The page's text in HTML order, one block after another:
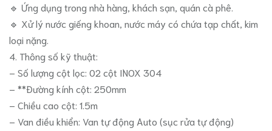
🔹 Ứng dụng trong nhà hàng, khách sạn, quán cà phê.
🔹 Xử lý nước giếng khoan, nước máy có chứa tạp chất, kim
loại nặng.
4. Thông số kỹ thuật:
– Số lượng cột lọc: 02 cột INOX 304
– **Đường kính cột: 250mm
– Chiều cao cột: 1.5m
– Van điều khiển: Van tự động Auto (sục rửa tự động)